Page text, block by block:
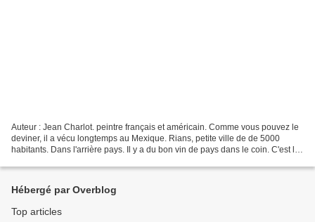
Auteur : Jean Charlot. peintre français et américain. Comme vous pouvez le
deviner, il a vécu longtemps au Mexique. Rians, petite ville de de 5000
habitants. Dans l'arrière pays. Il y a du bon vin de pays dans le coin. C'est là
Hébergé par Overblog
Top articles